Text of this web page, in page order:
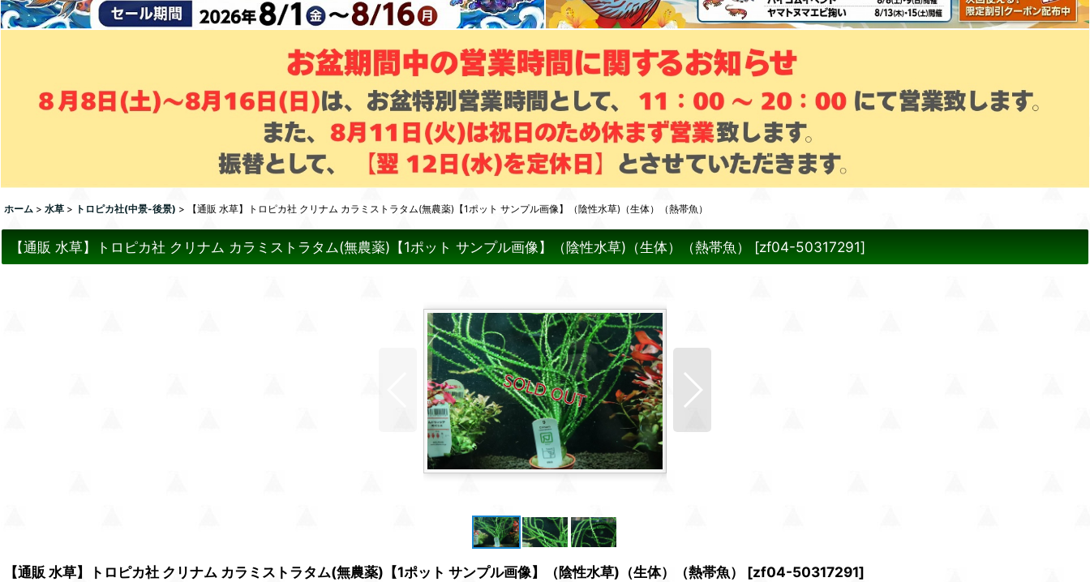
ホーム > 水草 > トロピカ社(中景-後景) > 【通販 水草】トロピカ社 クリナム カラミストラタム(無農薬)【1ポット サンプル画像】（陰性水草)（生体）（熱帯魚）
【通販 水草】トロピカ社 クリナム カラミストラタム(無農薬)【1ポット サンプル画像】（陰性水草)（生体）（熱帯魚） [zf04-50317291]
【通販 水草】トロピカ社 クリナム カラミストラタム(無農薬)【1ポット サンプル画像】（陰性水草)（生体）（熱帯魚） [zf04-50317291]